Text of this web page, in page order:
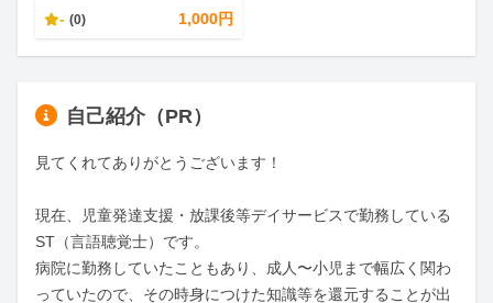
- (0) 1,000円
自己紹介（PR）
見てくれてありがとうございます！
現在、児童発達支援・放課後等デイサービスで勤務している
ST（言語聴覚士）です。
病院に勤務していたこともあり、成人〜小児まで幅広く関わ
っていたので、その時身につけた知識等を還元することが出